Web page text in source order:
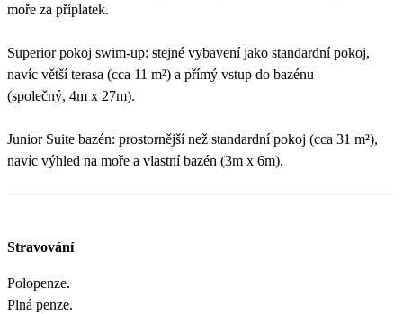
moře za příplatek.
Superior pokoj swim-up: stejné vybavení jako standardní pokoj,
navíc větší terasa (cca 11 m²) a přímý vstup do bazénu
(společný, 4m x 27m).
Junior Suite bazén: prostornější než standardní pokoj (cca 31 m²),
navíc výhled na moře a vlastní bazén (3m x 6m).
Stravování
Polopenze.
Plná penze.